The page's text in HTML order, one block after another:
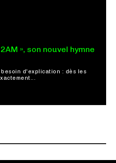
», son nouvel hymne
d'explication : dès les